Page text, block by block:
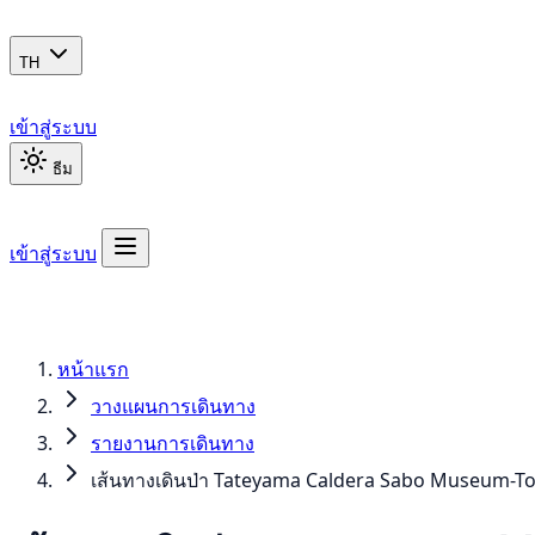
TH
เข้าสู่ระบบ
ธีม
เข้าสู่ระบบ
หน้าแรก
วางแผนการเดินทาง
รายงานการเดินทาง
เส้นทางเดินป่า Tateyama Caldera Sabo Museum-